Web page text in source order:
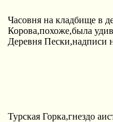
Часовня на кладбище в
Корова,похоже,была
Деревня Пески,надписи
Турская Горка,гнездо